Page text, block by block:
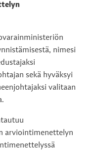
nimesi
sekä hyväksyi
valitaan
arviointimenettelyn